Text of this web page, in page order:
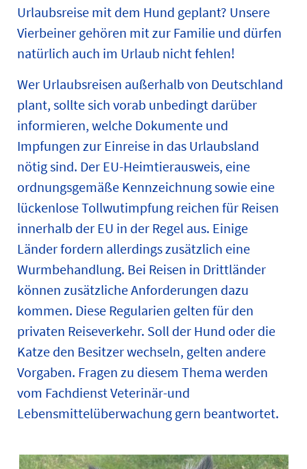
Urlaubsreise mit dem Hund geplant? Unsere
Vierbeiner gehören mit zur Familie und dürfen
natürlich auch im Urlaub nicht fehlen!
Wer Urlaubsreisen außerhalb von Deutschland
plant, sollte sich vorab unbedingt darüber
informieren, welche Dokumente und
Impfungen zur Einreise in das Urlaubsland
nötig sind. Der EU-Heimtierausweis, eine
ordnungsgemäße Kennzeichnung sowie eine
lückenlose Tollwutimpfung reichen für Reisen
innerhalb der EU in der Regel aus. Einige
Länder fordern allerdings zusätzlich eine
Wurmbehandlung. Bei Reisen in Drittländer
können zusätzliche Anforderungen dazu
kommen. Diese Regularien gelten für den
privaten Reiseverkehr. Soll der Hund oder die
Katze den Besitzer wechseln, gelten andere
Vorgaben. Fragen zu diesem Thema werden
vom Fachdienst Veterinär-und
Lebensmittelüberwachung gern beantwortet.